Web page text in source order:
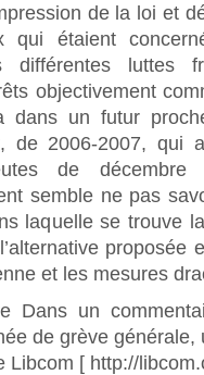
de la loi et
qui étaient
luttes
objectivement
dans un futur
de 2006-2007, qui
de décembre
semble ne pas
laquelle se trouve
proposée
et les mesures
Dans un
de grève
Libcom [ http://